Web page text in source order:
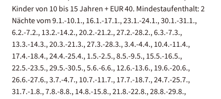
Kinder von 10 bis 15 Jahren + EUR 40. Mindestaufenthalt: 2
Nächte vom 9.1.-10.1., 16.1.-17.1., 23.1.-24.1., 30.1.-31.1.,
6.2.-7.2., 13.2.-14.2., 20.2.-21.2., 27.2.-28.2., 6.3.-7.3.,
13.3.-14.3., 20.3.-21.3., 27.3.-28.3., 3.4.-4.4., 10.4.-11.4.,
17.4.-18.4., 24.4.-25.4., 1.5.-2.5., 8.5.-9.5., 15.5.-16.5.,
22.5.-23.5., 29.5.-30.5., 5.6.-6.6., 12.6.-13.6., 19.6.-20.6.,
26.6.-27.6., 3.7.-4.7., 10.7.-11.7., 17.7.-18.7., 24.7.-25.7.,
31.7.-1.8., 7.8.-8.8., 14.8.-15.8., 21.8.-22.8., 28.8.-29.8.,